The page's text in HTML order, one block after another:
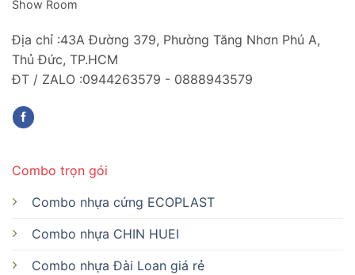
Show Room
Địa chỉ :43A Đường 379, Phường Tăng Nhơn Phú A,
Thủ Đức, TP.HCM
ĐT / ZALO :0944263579 - 0888943579
Combo trọn gói
Combo nhựa cứng ECOPLAST
Combo nhựa CHIN HUEI
Combo nhựa Đài Loan giá rẻ